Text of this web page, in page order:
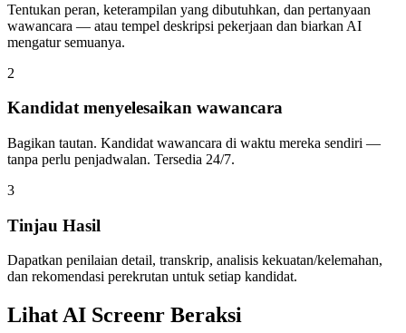
Tentukan peran, keterampilan yang dibutuhkan, dan pertanyaan
wawancara — atau tempel deskripsi pekerjaan dan biarkan AI
mengatur semuanya.
2
Kandidat menyelesaikan wawancara
Bagikan tautan. Kandidat wawancara di waktu mereka sendiri —
tanpa perlu penjadwalan. Tersedia 24/7.
3
Tinjau Hasil
Dapatkan penilaian detail, transkrip, analisis kekuatan/kelemahan,
dan rekomendasi perekrutan untuk setiap kandidat.
Lihat AI Screenr Beraksi